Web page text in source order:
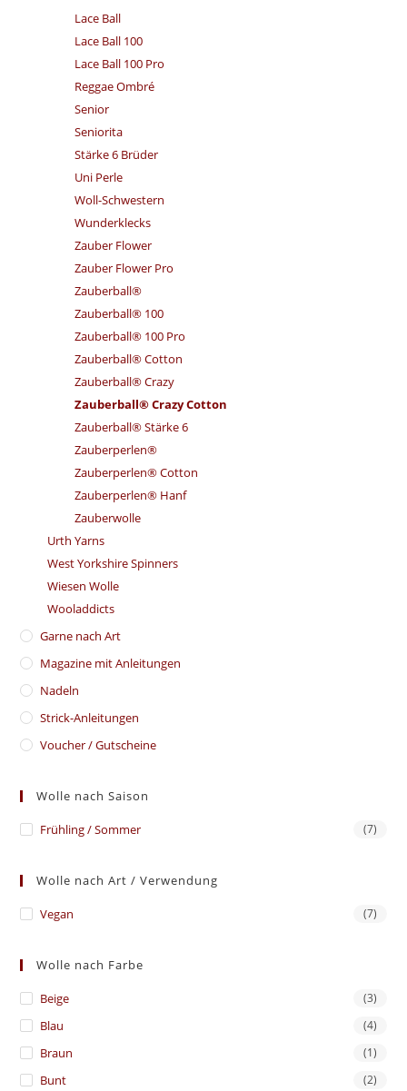
Lace Ball
Lace Ball 100
Lace Ball 100 Pro
Reggae Ombré
Senior
Seniorita
Stärke 6 Brüder
Uni Perle
Woll-Schwestern
Wunderklecks
Zauber Flower
Zauber Flower Pro
Zauberball®
Zauberball® 100
Zauberball® 100 Pro
Zauberball® Cotton
Zauberball® Crazy
Zauberball® Crazy Cotton
Zauberball® Stärke 6
Zauberperlen®
Zauberperlen® Cotton
Zauberperlen® Hanf
Zauberwolle
Urth Yarns
West Yorkshire Spinners
Wiesen Wolle
Wooladdicts
Garne nach Art
Magazine mit Anleitungen
Nadeln
Strick-Anleitungen
Voucher / Gutscheine
Wolle nach Saison
Frühling / Sommer (7)
Wolle nach Art / Verwendung
Vegan (7)
Wolle nach Farbe
Beige (3)
Blau (4)
Braun (1)
Bunt (2)